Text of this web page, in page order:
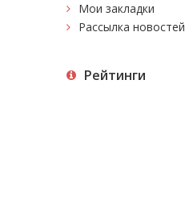
Мои закладки
Рассылка новостей
Рейтинги